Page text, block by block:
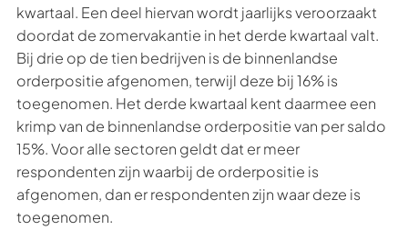
kwartaal. Een deel hiervan wordt jaarlijks veroorzaakt
doordat de zomervakantie in het derde kwartaal valt.
Bij drie op de tien bedrijven is de binnenlandse
orderpositie afgenomen, terwijl deze bij 16% is
toegenomen. Het derde kwartaal kent daarmee een
krimp van de binnenlandse orderpositie van per saldo
15%. Voor alle sectoren geldt dat er meer
respondenten zijn waarbij de orderpositie is
afgenomen, dan er respondenten zijn waar deze is
toegenomen.